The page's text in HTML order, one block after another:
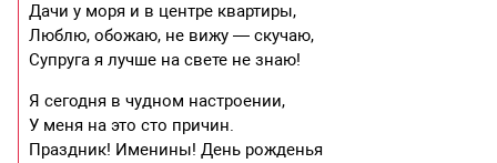
Дачи у моря и в центре квартиры,
Люблю, обожаю, не вижу — скучаю,
Супруга я лучше на свете не знаю!
Я сегодня в чудном настроении,
У меня на это сто причин.
Праздник! Именины! День рожденья